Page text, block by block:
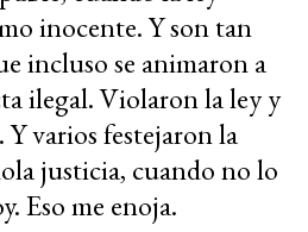
inocente. Y son tan
incluso se animaron a
ilegal. Violaron la ley y
varios festejaron la
justicia, cuando no lo
Eso me enoja.